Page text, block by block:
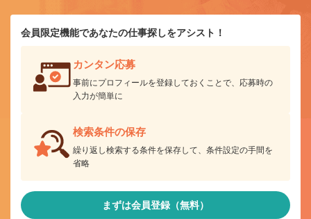
会員限定機能であなたの仕事探しをアシスト！
カンタン応募
事前にプロフィールを登録しておくことで、応募時の
入力が簡単に
検索条件の保存
繰り返し検索する条件を保存して、条件設定の手間を
省略
まずは会員登録（無料）